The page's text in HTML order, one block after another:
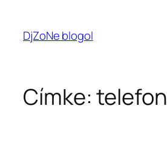
tartalomhoz
DjZoNe blogol
Címke:telefon